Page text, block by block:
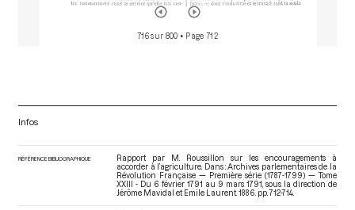
716 sur 800 • Page 712
Infos
RÉFÉRENCE BIBLIOGRAPHIQUE
Rapport par M. Roussillon sur les encouragements à
accorder à l’agriculture. Dans : Archives parlementaires de la
Révolution Française — Première série (1787-1799) — Tome
XXIII - Du 6 février 1791 au 9 mars 1791 , sous la direction de
Jérôme Mavidal et Emile Laurent. 1886. pp. 712-714.